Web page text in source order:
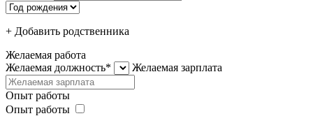
+ Добавить родcтвенника
Желаемая работа
Желаемая должность*
Желаемая зарплата
Опыт работы
Опыт работы